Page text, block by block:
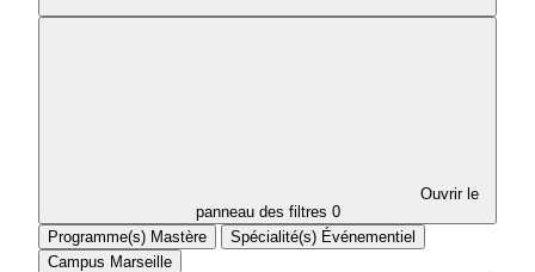
Ouvrir le
panneau des filtres 0
Programme(s) Mastère Spécialité(s) Événementiel
Campus Marseille